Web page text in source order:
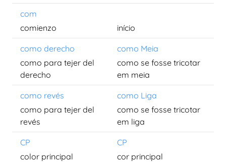
com
comienzo
início
como derecho
como Meia
como para tejer del
derecho
como se fosse tricotar
em meia
como revés
como Liga
como para tejer del
revés
como se fosse tricotar
em liga
CP
CP
color principal
cor principal